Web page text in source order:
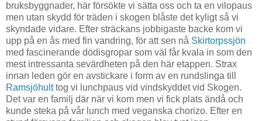
bruksbyggnader, här försökte vi sätta oss och ta en vilopaus
men utan skydd för träden i skogen blåste det kyligt så vi
skyndade vidare. Efter sträckans jobbigaste backe kom vi
upp på en ås med fin vandring, för att sen nå Skirtorpssjön
med fascinerande dödisgropar som väl får kvala in som den
mest intressanta sevärdheten på den här etappen. Strax
innan leden gör en avstickare i form av en rundslinga till
Ramsjöhulttog vi lunchpaus vid vindskyddet vid Skogen.
Det var en familj där när vi kom men vi fick plats ändå och
kunde steka på vår lunch med veganska chorizo. Efter en